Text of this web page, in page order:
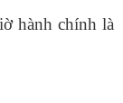
hành chính là